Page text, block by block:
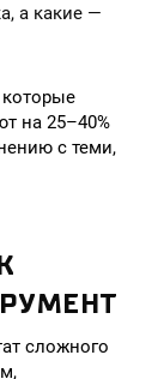
а какие —
на 25–40%
с теми,
сложного